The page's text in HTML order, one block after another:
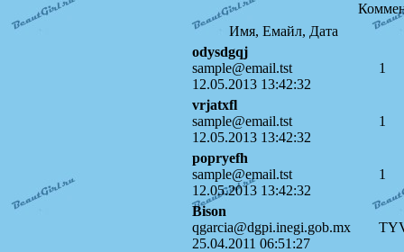
Имя, Емайл, Дата
odysdgqj
sample@email.tst
12.05.2013 13:42:32
1
vrjatxfl
sample@email.tst
12.05.2013 13:42:32
1
popryefh
sample@email.tst
12.05.2013 13:42:32
1
Bison
qgarcia@dgpi.inegi.gob.mx
25.04.2011 06:51:27